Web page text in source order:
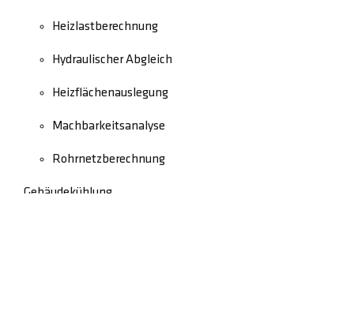
Heizlastberechnung
Hydraulischer Abgleich
Heizflächenauslegung
Machbarkeitsanalyse
Rohrnetzberechnung
Gebäudekühlung